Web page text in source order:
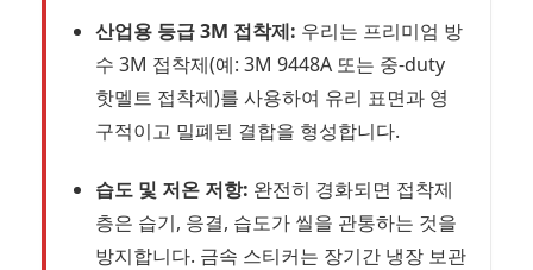
산업용 등급 3M 접착제: 우리는 프리미엄 방
수 3M 접착제(예: 3M 9448A 또는 중-duty
핫멜트 접착제)를 사용하여 유리 표면과 영
구적이고 밀폐된 결합을 형성합니다.
습도 및 저온 저항: 완전히 경화되면 접착제
층은 습기, 응결, 습도가 씰을 관통하는 것을
방지합니다. 금속 스티커는 장기간 냉장 보관